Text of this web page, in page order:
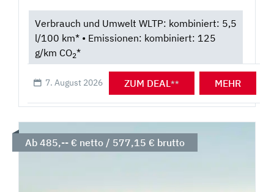
Verbrauch und Umwelt WLTP: kombiniert: 5,5
l/100 km* • Emissionen: kombiniert: 125
g/km CO2*
7. August 2026 ZUM DEAL ** MEHR
Ab 485,-- € netto / 577,15 € brutto